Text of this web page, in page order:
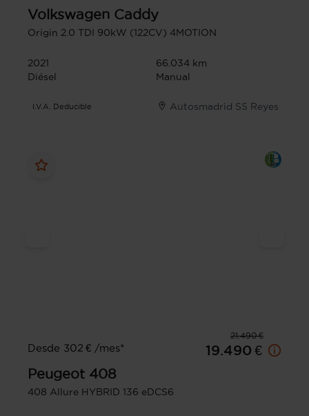
Volkswagen Caddy
Origin 2.0 TDI 90kW (122CV) 4MOTION
2021
66.034 km
Diésel
Manual
I.V.A. Deducible Autosmadrid SS Reyes
21.490 €
Desde 302 € /mes*
19.490 €
Peugeot 408
408 Allure HYBRID 136 eDCS6